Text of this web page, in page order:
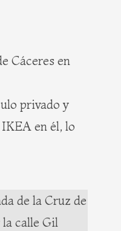
Cáceres en
privado y
en él, lo
de la Cruz de
calle Gil